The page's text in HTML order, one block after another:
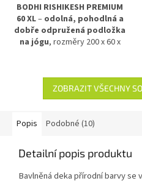
BODHI RISHIKESH PREMIUM
60 XL– odolná, pohodlná a
dobře odpružená podložka
na jógu, rozměry 200 x 60 x
od chladné podlahya stabilní
oporu při cvičení. Vyrobena z
PVC pro dlouhou životnost a
ZOBRAZIT VŠECHNY
Popis Podobné (10)
Detailní popis produktu
Bavlněná deka přírodní barvy se